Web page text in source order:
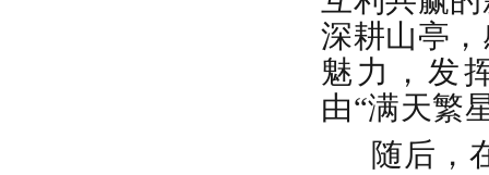
深耕山亭
魅力，发
由“满天繁
随后，